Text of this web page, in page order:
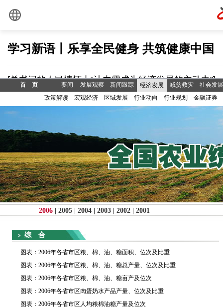
首 页 要闻 发展观察 新闻跟踪 经济发展 减贫救灾
社会发展
政策解读
宏观经济 区域发展 行业动向 行业规划 金融证券
2006 2005 2004 2003 2002 2001
综 合
图表：2006年各省市区粮、棉、油、糖面积、位次及比重
图表：2006年各省市区粮、棉、油、糖总产量、位次及比重
图表：2006年各省市区粮、棉、油、糖亩产及位次
图表：2006年各省市区肉蛋奶水产品产量、位次及比重
图表：2006年各省市区人均粮棉油糖产量及位次